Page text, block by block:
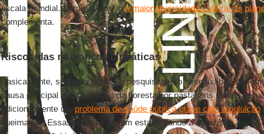
escala mundial. Some-se a issoa maior diversidade cultural do
complementa.
Riscos das mudanças climáticas
Basicamente, segundo explica o pesquisador, o desequilíbrio da
causa principal a substituição da floresta por pastagens para a
adicionalmente um problema de saúde pública grave com a poluição
queimadas. Essas práticas podem estar levando a Amazônia a uma